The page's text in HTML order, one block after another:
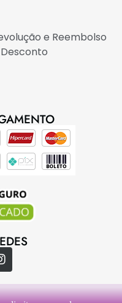
e Reembolso